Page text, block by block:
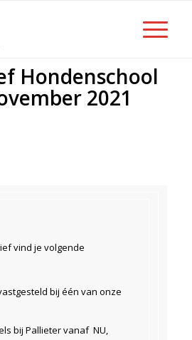
Hondenschool
2021
vind je volgende
bij één van onze
bij Pallieter vanaf NU,